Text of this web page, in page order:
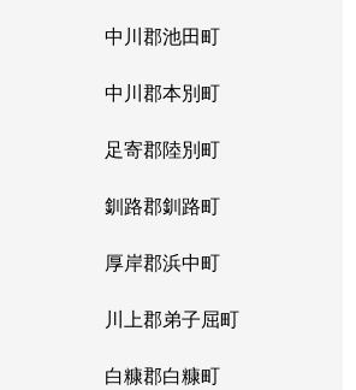
中川郡池田町
中川郡本別町
足寄郡陸別町
釧路郡釧路町
厚岸郡浜中町
川上郡弟子屈町
白糠郡白糠町